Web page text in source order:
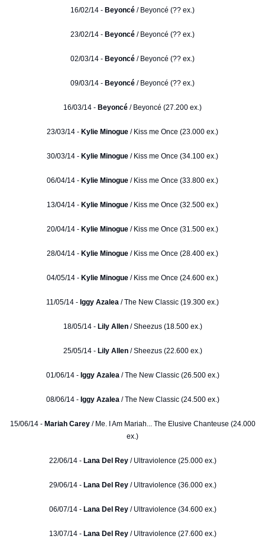
16/02/14 - Beyoncé / Beyoncé (?? ex.)
23/02/14 - Beyoncé / Beyoncé (?? ex.)
02/03/14 - Beyoncé / Beyoncé (?? ex.)
09/03/14 - Beyoncé / Beyoncé (?? ex.)
16/03/14 - Beyoncé / Beyoncé (27.200 ex.)
23/03/14 - Kylie Minogue / Kiss me Once (23.000 ex.)
30/03/14 - Kylie Minogue / Kiss me Once (34.100 ex.)
06/04/14 - Kylie Minogue / Kiss me Once (33.800 ex.)
13/04/14 - Kylie Minogue / Kiss me Once (32.500 ex.)
20/04/14 - Kylie Minogue / Kiss me Once (31.500 ex.)
28/04/14 - Kylie Minogue / Kiss me Once (28.400 ex.)
04/05/14 - Kylie Minogue / Kiss me Once (24.600 ex.)
11/05/14 - Iggy Azalea / The New Classic (19.300 ex.)
18/05/14 - Lily Allen/ Sheezus (18.500 ex.)
25/05/14 - Lily Allen/ Sheezus (22.600 ex.)
01/06/14 - Iggy Azalea/ The New Classic (26.500 ex.)
08/06/14 - Iggy Azalea/ The New Classic (24.500 ex.)
15/06/14 - Mariah Carey/ Me. I Am Mariah... The Elusive Chanteuse (24.000
ex.)
22/06/14 - Lana Del Rey/ Ultraviolence (25.000 ex.)
29/06/14 - Lana Del Rey / Ultraviolence (36.000 ex.)
06/07/14 - Lana Del Rey/ Ultraviolence (34.600 ex.)
13/07/14 -Lana Del Rey / Ultraviolence (27.600 ex.)